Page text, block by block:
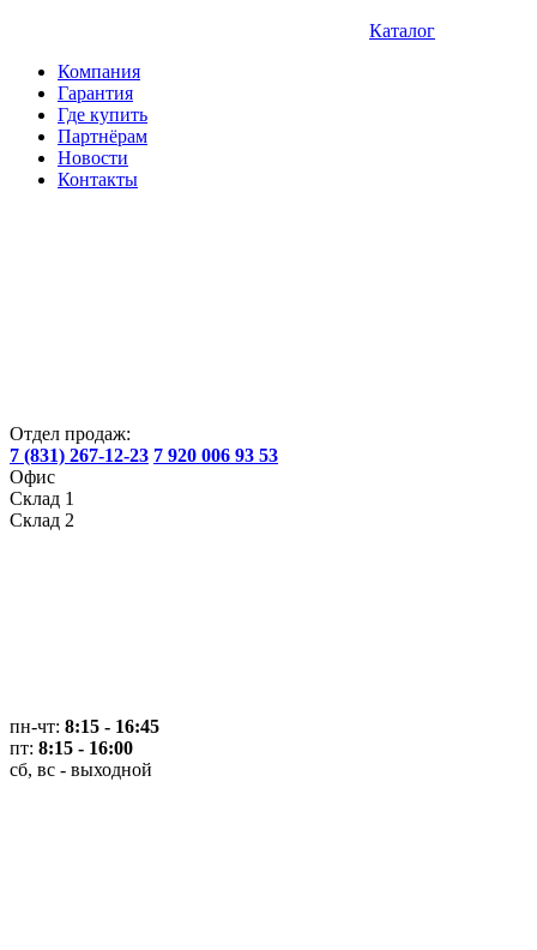
Каталог
Компания
Гарантия
Где купить
Партнёрам
Новости
Контакты
Отдел продаж:
7 (831) 267-12-23 7 920 006 93 53
Офис
Склад 1
Склад 2
пн-чт: 8:15 - 16:45
пт: 8:15 - 16:00
сб, вс - выходной